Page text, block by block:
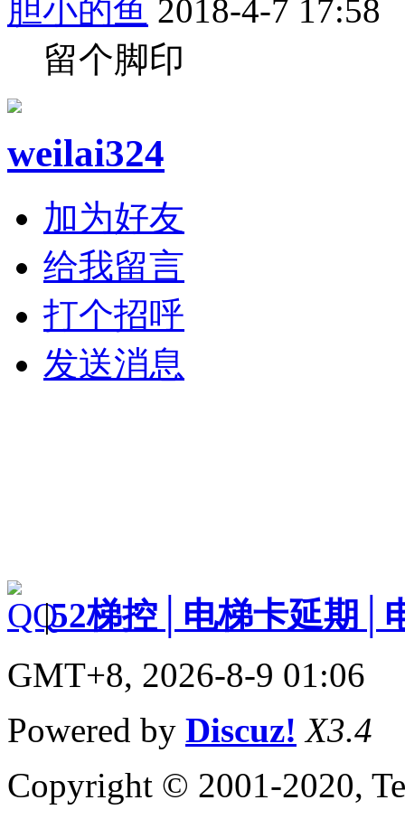
胆小的鱼 2018-4-7 17:58
留个脚印
weilai324
加为好友
给我留言
打个招呼
发送消息
|52梯控│电梯卡延期│
GMT+8, 2026-8-9 01:06
Powered by Discuz! X3.4
Copyright © 2001-2020,